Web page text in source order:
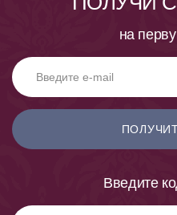
на
Введите